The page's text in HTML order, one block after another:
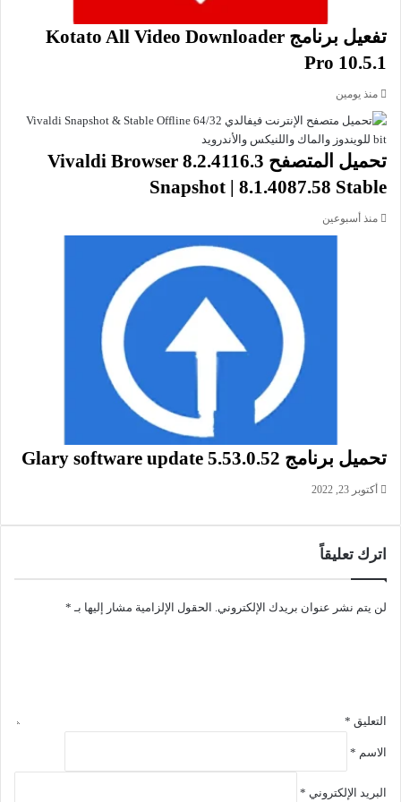
إضافة علامات مائية لحماية المستندات وضمان الحقوق.
باختصار، يمثل Sejda PDF Desktop خياراً مثالياً لمن يبحث عن برنامج
يجعله أداة لا غنى عنها في بيئات العمل المختلفة.
معلومات تقنية عن البرنامج:
العنوان: Sejda PDF Desktop 7.9.7
اسم الملف: sejda-desktop_7.9.7_x64.msi
الترخيص: Trial
المطور:Sejda
تفعيل برنامج Kotato All Video Downloader
Pro 10.5.1
منذ يومين
تحميل المتصفح Vivaldi Browser 8.2.4116.3
Snapshot | 8.1.4087.58 Stable
منذ أسبوعين
تحميل برنامج Glary software update 5.53.0.52
أكتوبر 23, 2022
اترك تعليقاً
لن يتم نشر عنوان بريدك الإلكتروني. الحقول الإلزامية مشار إليها بـ *
التعليق *
الاسم *
البريد الإلكتروني *